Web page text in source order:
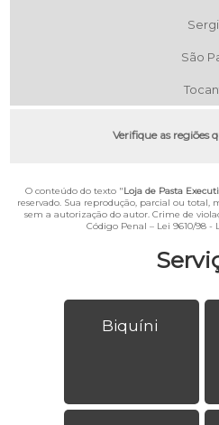
Biquíni
São
Verifique as regiões
O conteúdo do texto "Loja de Pasta
reservado. Sua reprodução, parcial ou total,
sem a autorização do autor. Crime de
Código Penal – Lei 9610/98 -